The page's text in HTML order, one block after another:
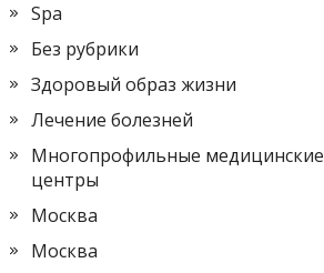
Spa
Без рубрики
Здоровый образ жизни
Лечение болезней
Многопрофильные медицинские
центры
Москва
Москва